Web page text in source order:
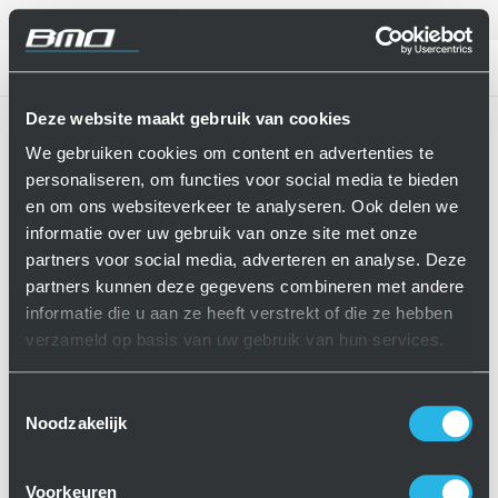
Deze website maakt gebruik van cookies
We gebruiken cookies om content en advertenties te
personaliseren, om functies voor social media te bieden
en om ons websiteverkeer te analyseren. Ook delen we
informatie over uw gebruik van onze site met onze
partners voor social media, adverteren en analyse. Deze
partners kunnen deze gegevens combineren met andere
informatie die u aan ze heeft verstrekt of die ze hebben
verzameld op basis van uw gebruik van hun services.
Noodzakelijk
Voorkeuren
CONTACT
Home
BMO Platinum Sideloader